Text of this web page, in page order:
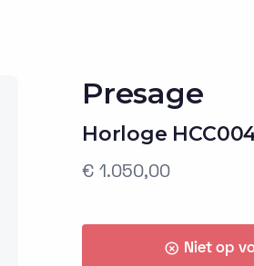
Presage
Horloge
€ 1.050,00
Niet op